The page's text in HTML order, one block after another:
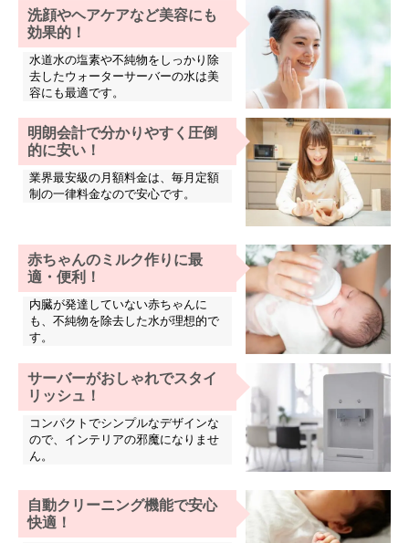
洗顔やヘアケアなど美容にも
効果的！
水道水の塩素や不純物をしっかり除
去したウォーターサーバーの水は美
容にも最適です。
明朗会計で分かりやすく圧倒
的に安い！
業界最安級の月額料金は、毎月定額
制の一律料金なので安心です。
赤ちゃんのミルク作りに最
適・便利！
内臓が発達していない赤ちゃんに
も、不純物を除去した水が理想的で
す。
サーバーがおしゃれでスタイ
リッシュ！
コンパクトでシンプルなデザインな
ので、インテリアの邪魔になりませ
ん。
自動クリーニング機能で安心
快適！